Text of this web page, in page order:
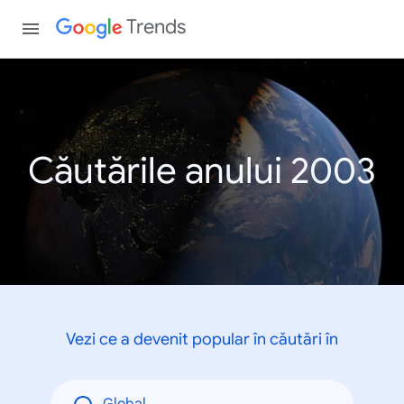
Trends
Căutările anului 2003
Vezi ce a devenit popular în căutări în